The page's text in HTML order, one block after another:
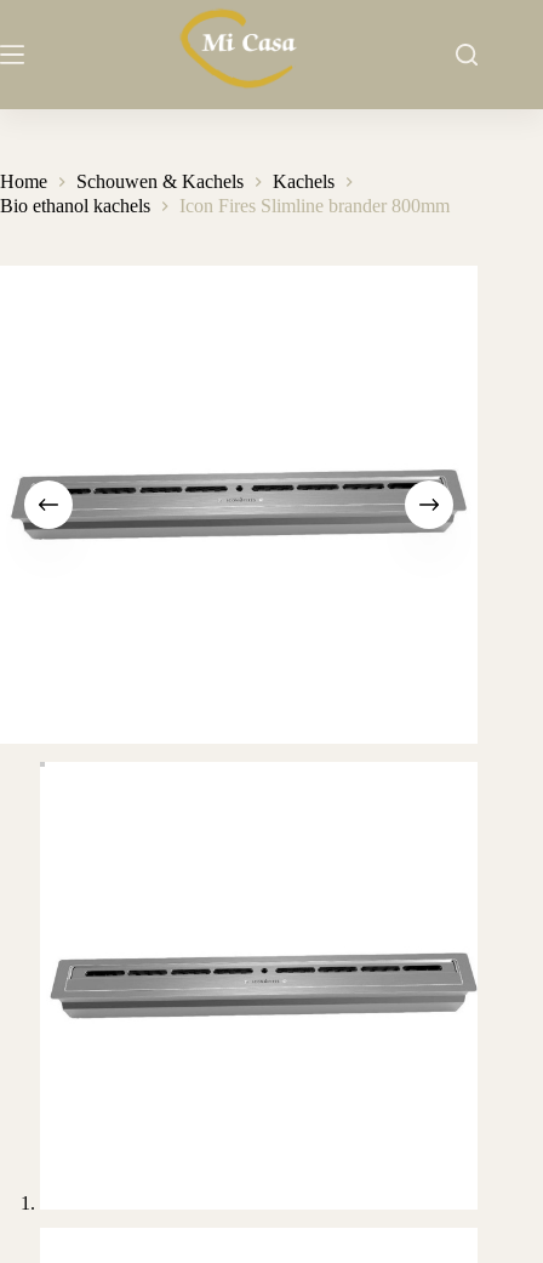
de
Home Schouwen & Kachels
Kachels
Bio ethanol kachels
Icon Fires Slimline brander 800mm